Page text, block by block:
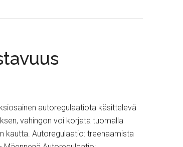
autoregulaatiota käsittelevä
vahingon voi korjata tuomalla
kautta. Autoregulaatio: treenaamista